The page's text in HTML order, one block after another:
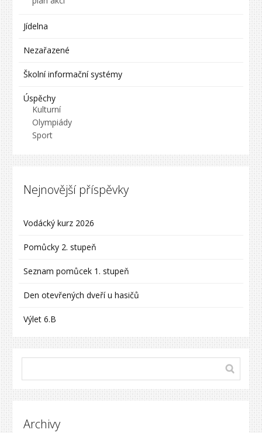
Jídelna
Nezařazené
Školní informační systémy
Úspěchy
Kulturní
Olympiády
Sport
Nejnovější příspěvky
Vodácký kurz 2026
Pomůcky 2. stupeň
Seznam pomůcek 1. stupeň
Den otevřených dveří u hasičů
Výlet 6.B
Archivy